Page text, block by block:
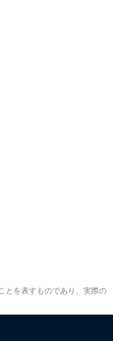
とを表すものであり、実際の